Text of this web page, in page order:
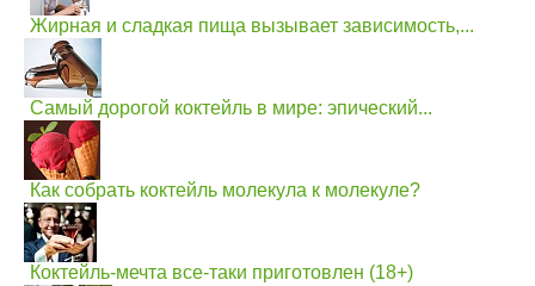
Жирная и сладкая пища вызывает зависимость,...
Самый дорогой коктейль в мире: эпический...
Как собрать коктейль молекула к молекуле?
Коктейль-мечта все-таки приготовлен (18+)